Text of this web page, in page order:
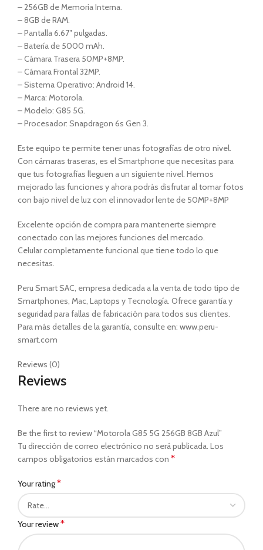
– 256GB de Memoria Interna.
– 8GB de RAM.
– Pantalla 6.67″ pulgadas.
– Batería de 5000 mAh.
– Cámara Trasera 50MP+8MP.
– Cámara Frontal 32MP.
– Sistema Operativo: Android 14.
– Marca: Motorola.
– Modelo: G85 5G.
– Procesador: Snapdragon 6s Gen 3.
Este equipo te permite tener unas fotografías de otro nivel.
Con cámaras traseras, es el Smartphone que necesitas para
que tus fotografías lleguen a un siguiente nivel. Hemos
mejorado las funciones y ahora podrás disfrutar al tomar fotos
con bajo nivel de luz con el innovador lente de 50MP+8MP
Excelente opción de compra para mantenerte siempre
conectado con las mejores funciones del mercado.
Celular completamente funcional que tiene todo lo que
necesitas.
Peru Smart SAC, empresa dedicada a la venta de todo tipo de
Smartphones, Mac, Laptops y Tecnología. Ofrece garantía y
seguridad para fallas de fabricación para todos sus clientes.
Para más detalles de la garantía, consulte en: www.peru-
smart.com
Reviews (0)
Reviews
There are no reviews yet.
Be the first to review “Motorola G85 5G 256GB 8GB Azul”
Tu dirección de correo electrónico no será publicada. Los
campos obligatorios están marcados con *
Your rating*
Your review*